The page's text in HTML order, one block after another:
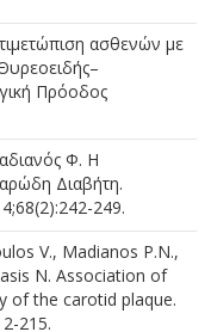
ασθενών με
Πρόοδος
Φ. Η
Διαβήτη.
249.
V., Madianos P.N.,
N. Association of
of the carotid plaque.
215.